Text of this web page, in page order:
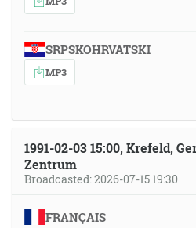
SRPSKOHRVATSKI
MP3
1991-02-03 15:00, Krefeld,
Zentrum
Broadcasted: 2026-07-15 19:30
FRANÇAIS